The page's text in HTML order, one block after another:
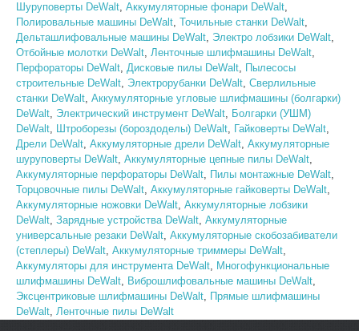
Шуруповерты DeWalt, Аккумуляторные фонари DeWalt,
Полировальные машины DeWalt, Точильные станки DeWalt,
Дельташлифовальные машины DeWalt, Электро лобзики DeWalt,
Отбойные молотки DeWalt, Ленточные шлифмашины DeWalt,
Перфораторы DeWalt, Дисковые пилы DeWalt, Пылесосы
строительные DeWalt, Электрорубанки DeWalt, Сверлильные
станки DeWalt, Аккумуляторные угловые шлифмашины (болгарки)
DeWalt, Электрический инструмент DeWalt, Болгарки (УШМ)
DeWalt, Штроборезы (бороздоделы) DeWalt, Гайковерты DeWalt,
Дрели DeWalt, Аккумуляторные дрели DeWalt, Аккумуляторные
шуруповерты DeWalt, Аккумуляторные цепные пилы DeWalt,
Аккумуляторные перфораторы DeWalt, Пилы монтажные DeWalt,
Торцовочные пилы DeWalt, Аккумуляторные гайковерты DeWalt,
Аккумуляторные ножовки DeWalt, Аккумуляторные лобзики
DeWalt, Зарядные устройства DeWalt, Аккумуляторные
универсальные резаки DeWalt, Аккумуляторные скобозабиватели
(степлеры) DeWalt, Аккумуляторные триммеры DeWalt,
Аккумуляторы для инструмента DeWalt, Многофункциональные
шлифмашины DeWalt, Виброшлифовальные машины DeWalt,
Эксцентриковые шлифмашины DeWalt, Прямые шлифмашины
DeWalt, Ленточные пилы DeWalt